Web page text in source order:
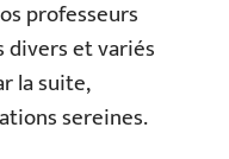
professeurs
divers et variés
la suite,
sereines.